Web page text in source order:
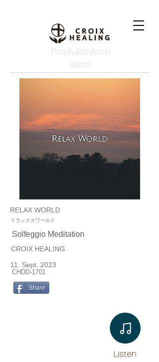
Produktinform
ation
RELAX WORLD
リラックスワールド
Solfeggio Meditation
CROIX HEALING
11. Sept. 2023
CHDD-1701
Share
Listen​